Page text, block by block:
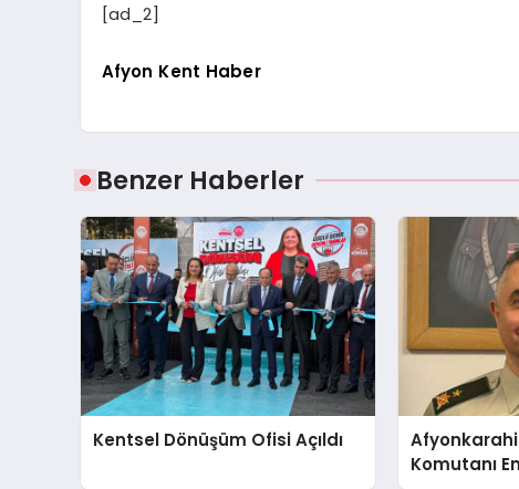
[ad_2]
Afyon Kent Haber
Benzer Haberler
Kentsel Dönüşüm Ofisi Açıldı
Komutanı